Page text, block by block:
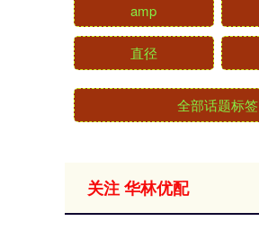
amp
直径
全部话题标签
关注 华林优配